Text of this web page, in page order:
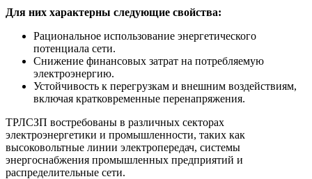
Для них характерны следующие свойства:
Рациональное использование энергетического
потенциала сети.
Снижение финансовых затрат на потребляемую
электроэнергию.
Устойчивость к перегрузкам и внешним воздействиям,
включая кратковременные перенапряжения.
ТРЛСЗП востребованы в различных секторах
электроэнергетики и промышленности, таких как
высоковольтные линии электропередач, системы
энергоснабжения промышленных предприятий и
распределительные сети.